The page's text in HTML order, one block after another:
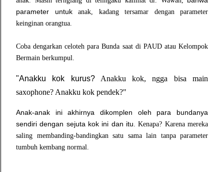
parameter untuk anak, kadang tersamar dengan parameter
keinginan orangtua.
Coba dengarkan celoteh para Bunda saat di PAUD atau Kelompok
Bermain berkumpul.
"Anakku kok kurus?Anakku kok, ngga bisa main
saxophone? Anakku kok pendek?"
Anak-anak ini akhirnya dikomplen oleh para bundanya
sendiri dengan sejuta kok ini dan itu. Kenapa? Karenamereka
saling membanding-bandingkan satu sama lain tanpa parameter
tumbuh kembang normal.